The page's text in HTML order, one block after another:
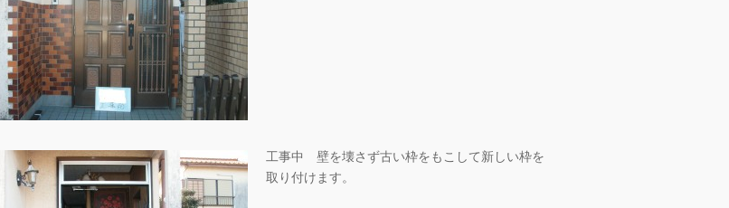
工事中 壁を壊さず古い枠をもこして新しい枠を
取り付けます。